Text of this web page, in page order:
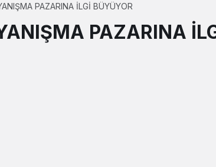
PAZARINA İLGİ BÜYÜYOR
PAZARINA